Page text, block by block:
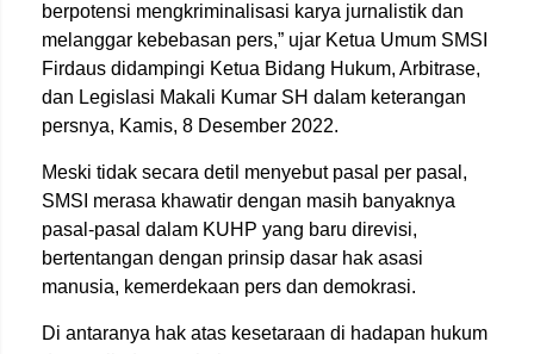
berpotensi mengkriminalisasi karya jurnalistik dan
melanggar kebebasan pers,” ujar Ketua Umum SMSI
Firdaus didampingi Ketua Bidang Hukum, Arbitrase,
dan Legislasi Makali Kumar SH dalam keterangan
persnya, Kamis, 8 Desember 2022.
Meski tidak secara detil menyebut pasal per pasal,
SMSI merasa khawatir dengan masih banyaknya
pasal-pasal dalam KUHP yang baru direvisi,
bertentangan dengan prinsip dasar hak asasi
manusia, kemerdekaan pers dan demokrasi.
Di antaranya hak atas kesetaraan di hadapan hukum